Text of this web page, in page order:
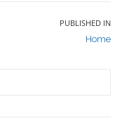
PUBLISHED IN
Home